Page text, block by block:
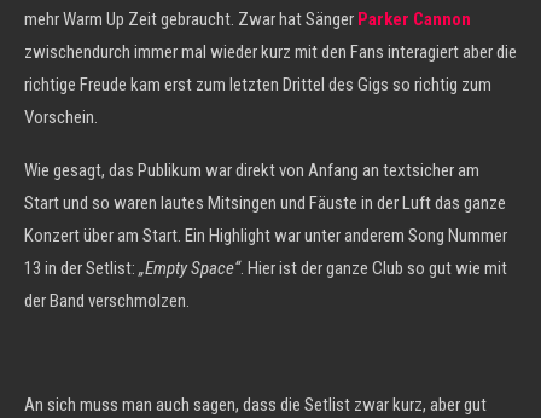
mehr Warm Up Zeit gebraucht. Zwar hat Sänger Parker Cannon
zwischendurch immer mal wieder kurz mit den Fans interagiert aber die
richtige Freude kam erst zum letzten Drittel des Gigs so richtig zum
Vorschein.
Wie gesagt, das Publikum war direkt von Anfang an textsicher am
Start und so waren lautes Mitsingen und Fäuste in der Luft das ganze
Konzert über am Start. Ein Highlight war unter anderem Song Nummer
13 in der Setlist: „Empty Space“. Hier ist der ganze Club so gut wie mit
der Band verschmolzen.
An sich muss man auch sagen, dass die Setlist zwar kurz, aber gut